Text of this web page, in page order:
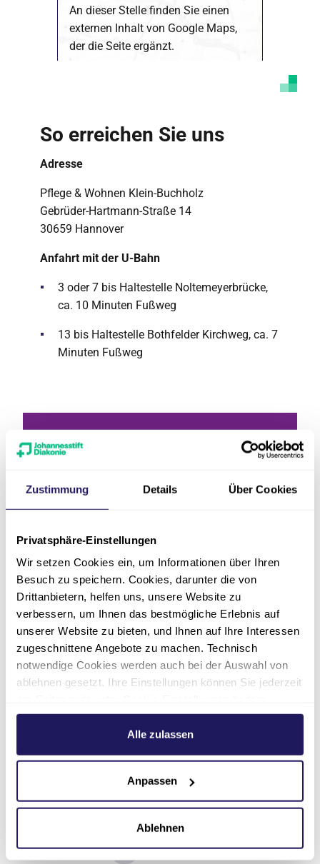
Zustimmung Details Über Cookies
Privatsphäre-Einstellungen
Wir setzen Cookies ein, um Informationen über Ihren
Besuch zu speichern. Cookies, darunter die von
Drittanbietern, helfen uns, unsere Website zu
verbessern, um Ihnen das bestmögliche Erlebnis auf
unserer Website zu bieten, und Ihnen auf Ihre Interessen
zugeschnittene Angebote zu machen. Technisch
notwendige Cookies werden auch bei der Auswahl von
ablehnen gesetzt. Ihre Einstellungen können Sie jederzeit
Weitere Informationen hierzu finden Sie in unserer
.Alle zulassen
Anpassen
Ablehnen
An dieser Stelle finden Sie einen
externen Inhalt von Google Maps,
der die Seite ergänzt.
personenbezogene Daten an Drittplattformen
übermittelt werden. Mehr dazu in unserer
So erreichen Sie uns
Adresse
Pflege & Wohnen Klein-Buchholz
Gebrüder-Hartmann-Straße 14
30659 Hannover
Anfahrt mit der U-Bahn
3 oder 7 bis Haltestelle Noltemeyerbrücke,
ca. 10 Minuten Fußweg
13 bis Haltestelle Bothfelder Kirchweg, ca. 7
Minuten Fußweg
Anfahrt mit dem
Auto
Route planen